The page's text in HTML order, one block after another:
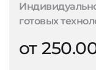
готовых
от